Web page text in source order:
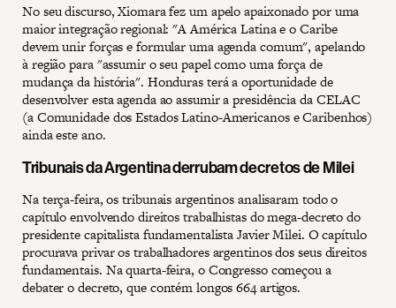
No seu discurso, Xiomara fez um apelo apaixonado por uma
maior integração regional: "A América Latina e o Caribe
devem unir forças e formular uma agenda comum", apelando
à região para "assumir o seu papel como uma força de
mudança da história". Honduras terá a oportunidade de
desenvolver esta agenda ao assumir a presidência da CELAC
(a Comunidade dos Estados Latino-Americanos e Caribenhos)
ainda este ano.
Tribunais da Argentina derrubam decretos de Milei
Na terça-feira, os tribunais argentinos analisaram todo o
capítulo envolvendo direitos trabalhistas do mega-decreto do
presidente capitalista fundamentalista Javier Milei. O capítulo
procurava privar os trabalhadores argentinos dos seus direitos
fundamentais. Na quarta-feira, o Congresso começou a
debater o decreto, que contém longos 664 artigos.